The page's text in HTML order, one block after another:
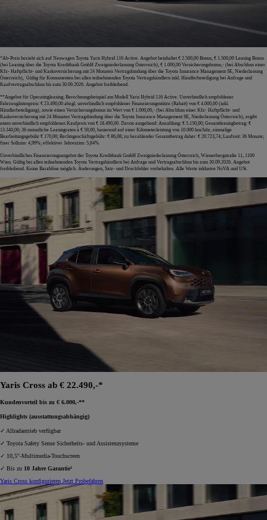
*Ab-Preis bezieht sich auf Neuwagen Toyota Yaris Hybrid 116 Active. Angebot beinhaltet € 2.500,00 Bonus, € 1.500,00 Leasing Bonus
(bei Leasing über die Toyota Kreditbank GmbH Zweigniederlassung Österreich), € 1.000,00 Versicherungsbonus,- (bei Abschluss einer
Kfz- Haftpflicht- und Kaskoversicherung mit 24 Monaten Vertragsbindung über die Toyota Insurance Management SE, Niederlassung
Österreich), Gültig für Konsumenten bei allen teilnehmenden Toyota Vertragshändlern inkl. Händlerbeteiligung bei Anfrage und
Kaufvertragsabschluss bis zum 30.09.2026. Angebot freibleibend.
**Angebot für Operatingleasing; Berechnungsbeispiel am Modell Yaris Hybrid 116 Active. Unverbindlich empfohlener
Fahrzeuglistenpreis: € 23.490,00 abzgl. unverbindlich empfohlener Finanzierungsstütze (Rabatt) von € 4.000,00 (inkl.
Händlerbeteiligung), sowie einen Versicherungsbonus im Wert von € 1.000,00,- (bei Abschluss einer Kfz- Haftpflicht- und
Kaskoversicherung mit 24 Monaten Vertragsbindung über die Toyota Insurance Management SE, Niederlassung Österreich), ergibt
einen unverbindlich empfohlenen Kaufpreis von € 18.490,00. Davon ausgehend: Anzahlung: € 5.150,00; Gesamtleasingbetrag: €
13.340,00; 36 monatliche Leasingraten à € 59,00, basierend auf einer Kilometerleistung von 10.000 km/Jahr, einmalige
Bearbeitungsgebühr € 170,00; Rechtsgeschäftsgebühr: € 86,08; zu bezahlender Gesamtbetrag daher: € 20.723,74; Laufzeit: 36 Monate;
fixer Sollzins: 4,99%; effektiver Jahreszins: 5,84%.
Unverbindliches Finanzierungsangebot der Toyota Kreditbank GmbH Zweigniederlassung Österreich, Wienerbergstraße 11, 1100
Wien. Gültig bei allen teilnehmenden Toyota Vertragshändlern bei Anfrage und Vertragsabschluss bis zum 30.09.2026. Angebot
freibleibend. Keine Barablöse möglich. Änderungen, Satz- und Druckfehler vorbehalten. Alle Werte inklusive NoVA und USt.
Yaris Cross ab € 22.490,-*
Kundenvorteil bis zu € 6.000,-**
Highlights (ausstattungsabhängig)
✓ Allradantrieb verfügbar
✓ Toyota Safety Sense Sicherheits- und Assistenzsysteme
✓ 10,5"-Multimedia-Touchscreen
✓ Bis zu 10 Jahre Garantie¹
Yaris Cross konfigurieren Jetzt Probefahren